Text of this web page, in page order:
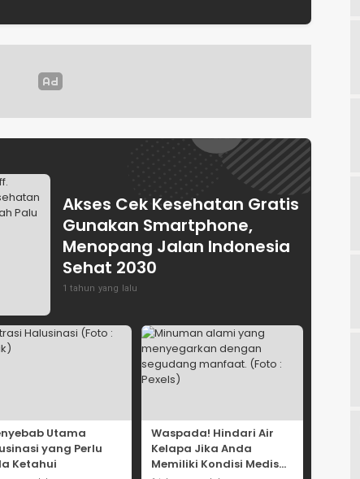
Hidayat
Pemerintahan
Akses Cek Kesehatan Gratis
Gunakan Smartphone,
Menopang Jalan Indonesia
Sehat 2030
1 tahun yang lalu
Utama
yang Perlu
Ketahui
Waspada! Hindari Air
Kelapa Jika Anda
Memiliki Kondisi Medis